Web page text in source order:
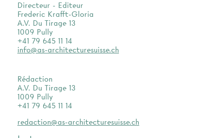
Directeur - Editeur
Frederic Krafft-Gloria
A.V. Du Tirage 13
1009 Pully
+41 79 645 11 14
info@as-architecturesuisse.ch
Rédaction
A.V. Du Tirage 13
1009 Pully
+41 79 645 11 14
redaction@as-architecturesuisse.ch